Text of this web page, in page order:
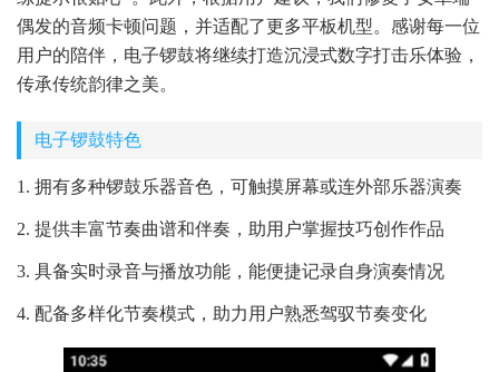
偶发的音频卡顿问题，并适配了更多平板机型。感谢每一位
用户的陪伴，电子锣鼓将继续打造沉浸式数字打击乐体验，
传承传统韵律之美。
电子锣鼓特色
1. 拥有多种锣鼓乐器音色，可触摸屏幕或连外部乐器演奏
2. 提供丰富节奏曲谱和伴奏，助用户掌握技巧创作作品
3. 具备实时录音与播放功能，能便捷记录自身演奏情况
4. 配备多样化节奏模式，助力用户熟悉驾驭节奏变化